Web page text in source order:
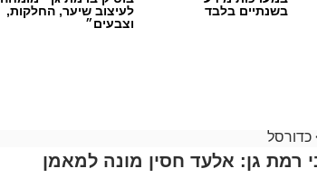
בשנתיים בלבד
לעיצוב שיער, החלקות,
וצבעים״
כדורסל
רמת גן: אלעד חסין מונה למאמן